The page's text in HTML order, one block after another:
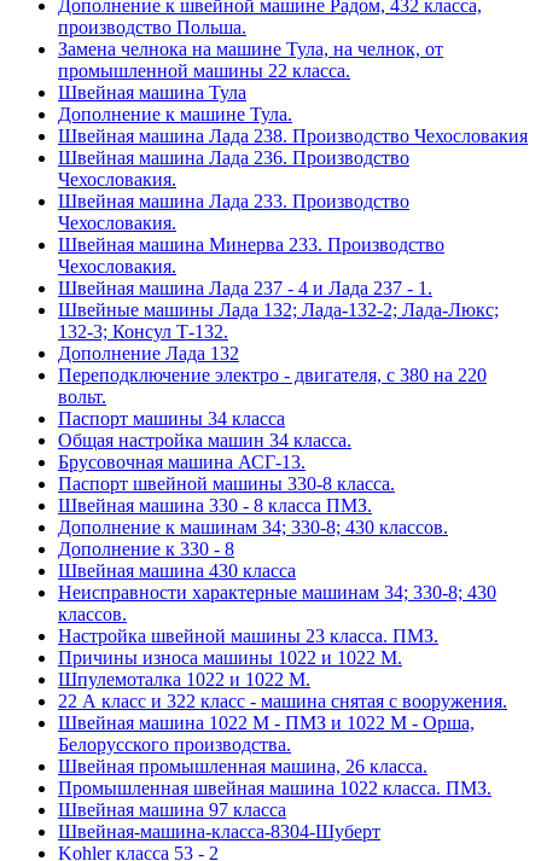
Дополнение к швейной машине Радом, 432 класса,
производство Польша.
Замена челнока на машине Тула, на челнок, от
промышленной машины 22 класса.
Швейная машина Тула
Дополнение к машине Тула.
Швейная машина Лада 238. Производство Чехословакия
Швейная машина Лада 236. Производство
Чехословакия.
Швейная машина Лада 233. Производство
Чехословакия.
Швейная машина Минерва 233. Производство
Чехословакия.
Швейная машина Лада 237 - 4 и Лада 237 - 1.
Швейные машины Лада 132; Лада-132-2; Лада-Люкс;
132-3; Консул Т-132.
Дополнение Лада 132
Переподключение электро - двигателя, с 380 на 220
вольт.
Паспорт машины 34 класса
Общая настройка машин 34 класса.
Брусовочная машина АСГ-13.
Паспорт швейной машины 330-8 класса.
Швейная машина 330 - 8 класса ПМЗ.
Дополнение к машинам 34; 330-8; 430 классов.
Дополнение к 330 - 8
Швейная машина 430 класса
Неисправности характерные машинам 34; 330-8; 430
классов.
Настройка швейной машины 23 класса. ПМЗ.
Причины износа машины 1022 и 1022 М.
Шпулемоталка 1022 и 1022 М.
22 А класс и 322 класс - машина снятая с вооружения.
Швейная машина 1022 М - ПМЗ и 1022 М - Орша,
Белорусского производства.
Швейная промышленная машина, 26 класса.
Промышленная швейная машина 1022 класса. ПМЗ.
Швейная машина 97 класса
Швейная-машина-класса-8304-Шуберт
Kohler класса 53 - 2